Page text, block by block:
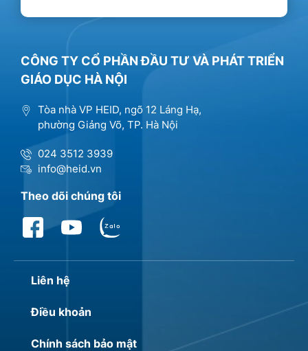
CÔNG TY CỔ PHẦN ĐẦU TƯ VÀ PHÁT TRIỂN
GIÁO DỤC HÀ NỘI
Tòa nhà VP HEID, ngõ 12 Láng Hạ,
phường Giảng Võ, TP. Hà Nội
024 3512 3939
info@heid.vn
Theo dõi chúng tôi
Liên hệ
Điều khoản
Chính sách bảo mật